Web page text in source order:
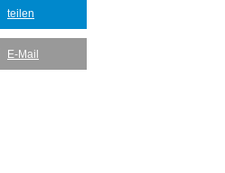
teilen
E-Mail